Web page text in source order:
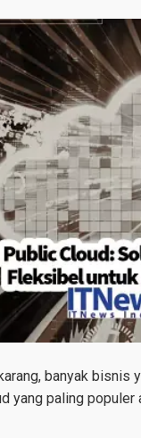
banyak bisnis
yang paling populer